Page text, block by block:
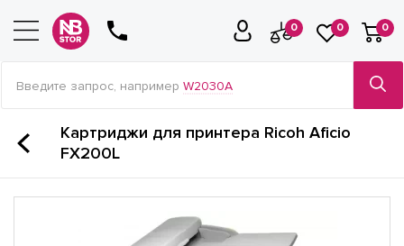
0 0 0
Введите запрос, например W2030A
Картриджи для принтера Ricoh Aficio
FX200L